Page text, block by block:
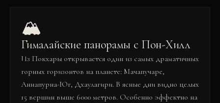
🏔️
Гималайские панорамы с Пон-Хилл
Из Покхары открывается один из самых драматичных
горных горизонтов на планете: Мачапучаре,
Аннапурна-Юг, Дхаулагири. В ясные дни видно целых
15 вершин выше 6000 метров. Особенно эффектно на